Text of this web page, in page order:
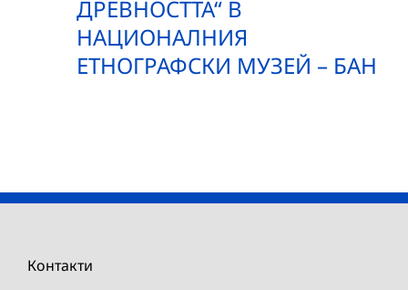
ДРЕВНОСТТА“ В
НАЦИОНАЛНИЯ
ЕТНОГРАФСКИ МУЗЕЙ – БАН
Контакти